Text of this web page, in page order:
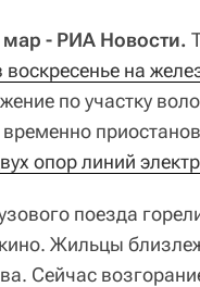
- РИА Новости.
воскресенье на
по участку
опор линий
поезда
Жильцы
Сейчас